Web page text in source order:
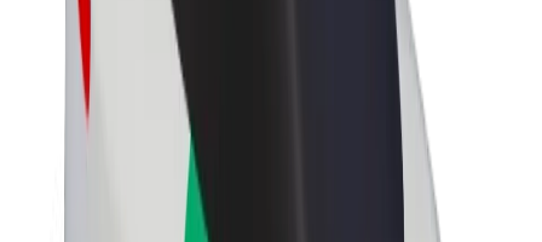
Chaufførindtjening
Leveringspersoner
Kurerindtjening
Bolt Mad partnere